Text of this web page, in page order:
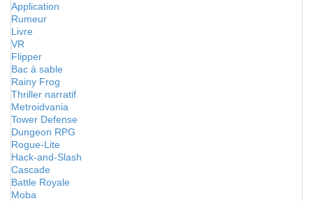
Application
Rumeur
Livre
VR
Flipper
Bac à sable
Rainy Frog
Thriller narratif
Metroidvania
Tower Defense
Dungeon RPG
Rogue-Lite
Hack-and-Slash
Cascade
Battle Royale
Moba